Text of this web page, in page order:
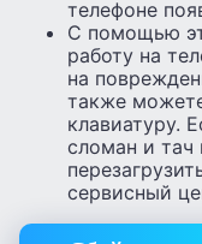
телефоне
С помощью
работу на
на
также
клавиатуру.
сломан и тач
сервисный